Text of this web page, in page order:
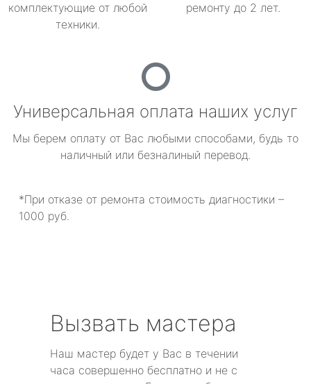
комплектующие от любой
техники.
ремонту до 2 лет.
Универсальная оплата наших услуг
Мы берем оплату от Вас любыми способами, будь то
наличный или безналиный перевод.
*При отказе от ремонта стоимость диагностики –
1000 руб.
Вызвать мастера
Наш мастер будет у Вас в течении
часа совершенно бесплатно и не с